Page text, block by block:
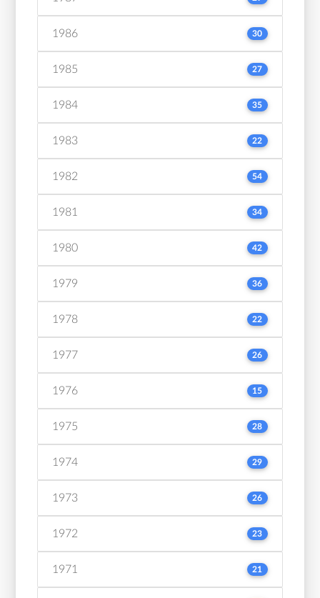
1986 30
1985 27
1984 35
1983 22
1982 54
1981 34
1980 42
1979 36
1978 22
1977 26
1976 15
1975 28
1974 29
1973 26
1972 23
1971 21